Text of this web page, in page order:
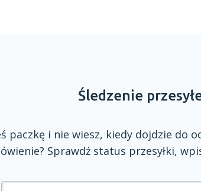
Śledzenie
paczkę i nie wiesz, kiedy dojdzie do
Sprawdź status przesyłki,